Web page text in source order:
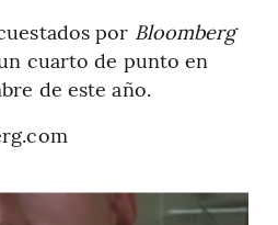
por Bloomberg
cuarto de punto en
de este año.